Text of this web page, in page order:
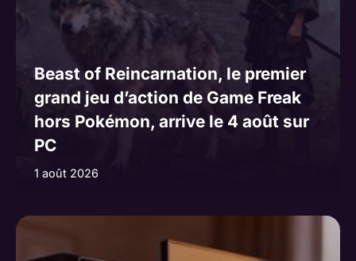
Beast of Reincarnation, le premier
grand jeu d’action de Game Freak
hors Pokémon, arrive le 4 août sur
PC
1 août 2026